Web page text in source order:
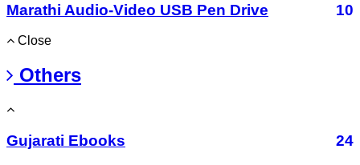
Marathi Audio-Video USB Pen Drive
10
Close
Others
Gujarati Ebooks
24